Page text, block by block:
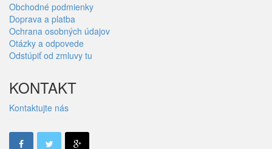
Obchodné podmienky
Doprava a platba
Ochrana osobných údajov
Otázky a odpovede
Odstúpiť od zmluvy tu
KONTAKT
Kontaktujte nás